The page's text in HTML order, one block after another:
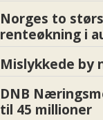
Norges to
renteøkning i
Mislykkede by
DNB
til 45 millioner